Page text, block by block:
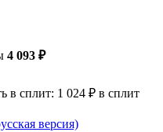
4 093 ₽
в сплит: 1 024 ₽ в сплит
версия)